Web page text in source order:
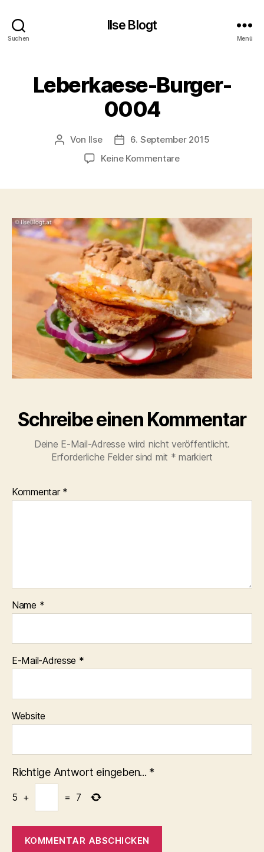
Suchen
Ilse Blogt
Menü
Leberkaese-Burger-
0004
Beitragsautor
Von Ilse Beitragsdatum
6. September 2015
Keine Kommentarezu
Schreibe einen Kommentar
Deine E-Mail-Adresse wird nicht veröffentlicht.
Erforderliche Felder sind mit * markiert
Kommentar *
Name *
E-Mail-Adresse *
Website
Richtige Antwort eingeben... *
5 + = 7